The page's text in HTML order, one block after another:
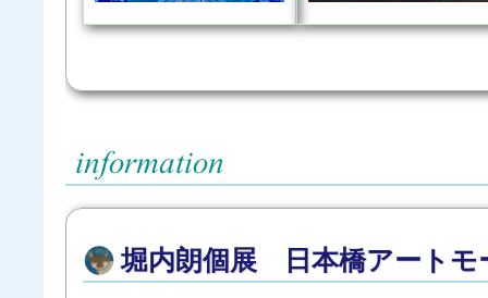
堀内朗個展 日本橋アートモ